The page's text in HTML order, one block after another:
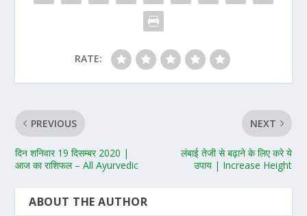
RATE:
PREVIOUS
दिन शनिवार 19 दिसम्बर 2020 |
आज का राशिफल – All Ayurvedic
NEXT
लंबाई तेजी से बढ़ाने के लिए करे ये
उपाय | Increase Height
ABOUT THE AUTHOR